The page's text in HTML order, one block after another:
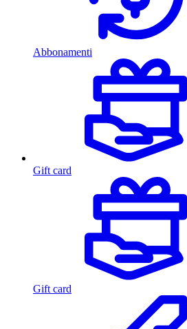
Abbonamenti
Gift card
Gift card